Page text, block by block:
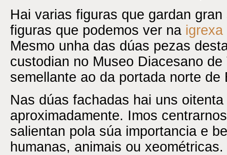
Hai varias figuras que gardan
figuras que podemos ver na igrexa
Mesmo unha das dúas pezas
custodian no Museo Diacesano
semellante ao da portada norte de
Nas dúas fachadas hai uns
aproximadamente. Imos
salientan pola súa importancia e
humanas, animais ou xeométricas.